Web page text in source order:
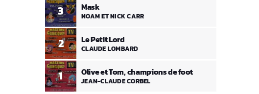
1 Olive et Tom, champions de foot
JEAN-CLAUDE CORBEL
2 Le Petit Lord
CLAUDE LOMBARD
3 Mask
NOAM ET NICK CARR